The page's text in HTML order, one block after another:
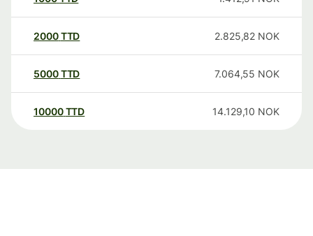
2000TTD 2.825,82 NOK
5000TTD 7.064,55 NOK
10000 TTD 14.129,10 NOK